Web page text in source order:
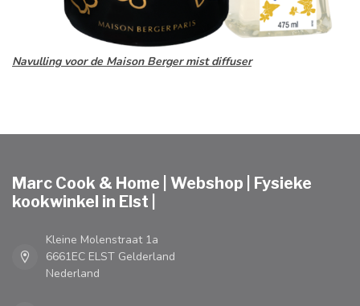
Navulling voor de Maison Berger mist diffuser
Marc Cook & Home | Webshop | Fysieke
kookwinkel in Elst |
Kleine Molenstraat 1a
6661EC ELST Gelderland
Nederland